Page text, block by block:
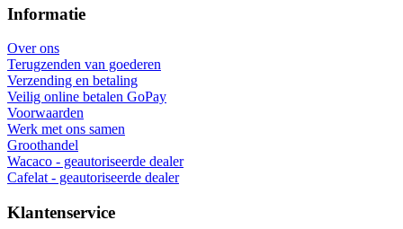
Informatie
Over ons
Terugzenden van goederen
Verzending en betaling
Veilig online betalen GoPay
Voorwaarden
Werk met ons samen
Groothandel
Wacaco - geautoriseerde dealer
Cafelat - geautoriseerde dealer
Klantenservice